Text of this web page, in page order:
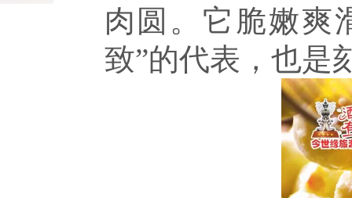
肉圆。它脆嫩爽
致”的代表，也是